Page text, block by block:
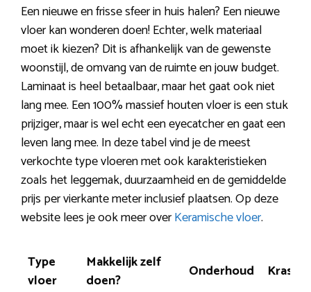
Een nieuwe en frisse sfeer in huis halen? Een nieuwe
vloer kan wonderen doen! Echter, welk materiaal
moet ik kiezen? Dit is afhankelijk van de gewenste
woonstijl, de omvang van de ruimte en jouw budget.
Laminaat is heel betaalbaar, maar het gaat ook niet
lang mee. Een 100% massief houten vloer is een stuk
prijziger, maar is wel echt een eyecatcher en gaat een
leven lang mee. In deze tabel vind je de meest
verkochte type vloeren met ook karakteristieken
zoals het leggemak, duurzaamheid en de gemiddelde
prijs per vierkante meter inclusief plaatsen. Op deze
website lees je ook meer overKeramische vloer.
Type
vloer
Makkelijk zelf
doen?
Onderhoud